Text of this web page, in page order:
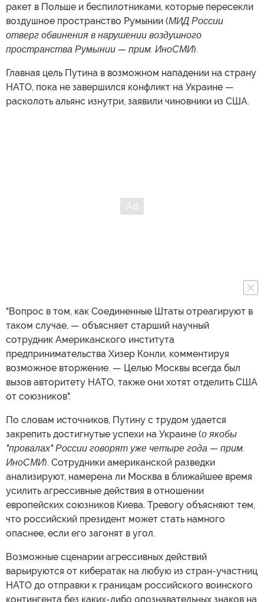
ракет в Польше и беспилотниками, которые пересекли
воздушное пространство Румынии (МИД России
отверг обвинения в нарушении воздушного
пространства Румынии — прим. ИноСМИ).
Главная цель Путина в возможном нападении на страну
НАТО, пока не завершился конфликт на Украине —
расколоть альянс изнутри, заявили чиновники из США.
"Вопрос в том, как Соединенные Штаты отреагируют в
таком случае, — объясняет старший научный
сотрудник Американского института
предпринимательства Хизер Конли, комментируя
возможное вторжение. — Целью Москвы всегда был
вызов авторитету НАТО, также они хотят отделить США
от союзников".
По словам источников, Путину с трудом удается
закрепить достигнутые успехи на Украине (о якобы
"провалах" России говорят уже четыре года — прим.
ИноСМИ). Сотрудники американской разведки
анализируют, намерена ли Москва в ближайшее время
усилить агрессивные действия в отношении
европейских союзников Киева. Тревогу объясняют тем,
что российский президент может стать намного
опаснее, если его загонят в угол.
Возможные сценарии агрессивных действий
варьируются от кибератак на любую из стран-участниц
НАТО до отправки к границам российского воинского
контингента без каких-либо опознавательных знаков на